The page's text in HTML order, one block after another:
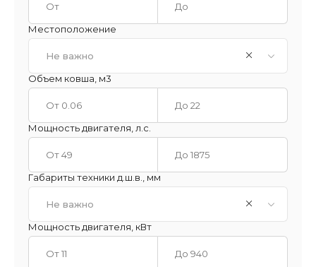
Местоположение
Не важно
Объем ковша, м3
Мощность двигателя, л.с.
Габариты техники д.ш.в., мм
Не важно
Мощность двигателя, кВт